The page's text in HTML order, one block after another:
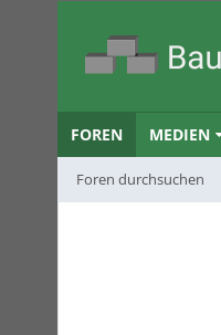
FOREN
Foren durchsuchen
MEDIEN